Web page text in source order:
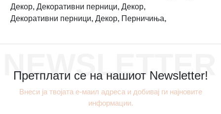
Декор, Декоративни перници, Декор,
Декоративни перници, Декор, Перничиња,
NEWSLETTER
Претплати се на нашиот Newsletter!
Внеси ја твојата е-маил адреса и добивај ги најновите
информации.